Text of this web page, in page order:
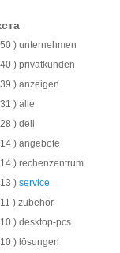
) unternehmen
) privatkunden
) anzeigen
) alle
) dell
) angebote
) rechenzentrum
) service
) zubehör
) desktop-pcs
) lösungen